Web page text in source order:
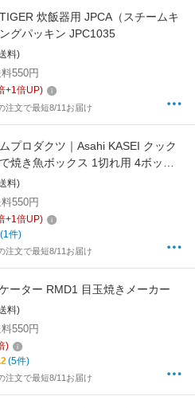
炊飯器用 JPCA（スチームキ
グパッキン JPC1035
料)
550円
+1倍UP)
注文で最短8/11お届け
プロダクツ｜Asahi KASEI クック
焼き魚ボックス 1切れ用 4ボック
ジ対応]
料)
550円
+1倍UP)
(1件)
注文で最短8/11お届け
ーター RMD1 目玉焼きメーカー
料)
550円
)
(5件)
注文で最短8/11お届け